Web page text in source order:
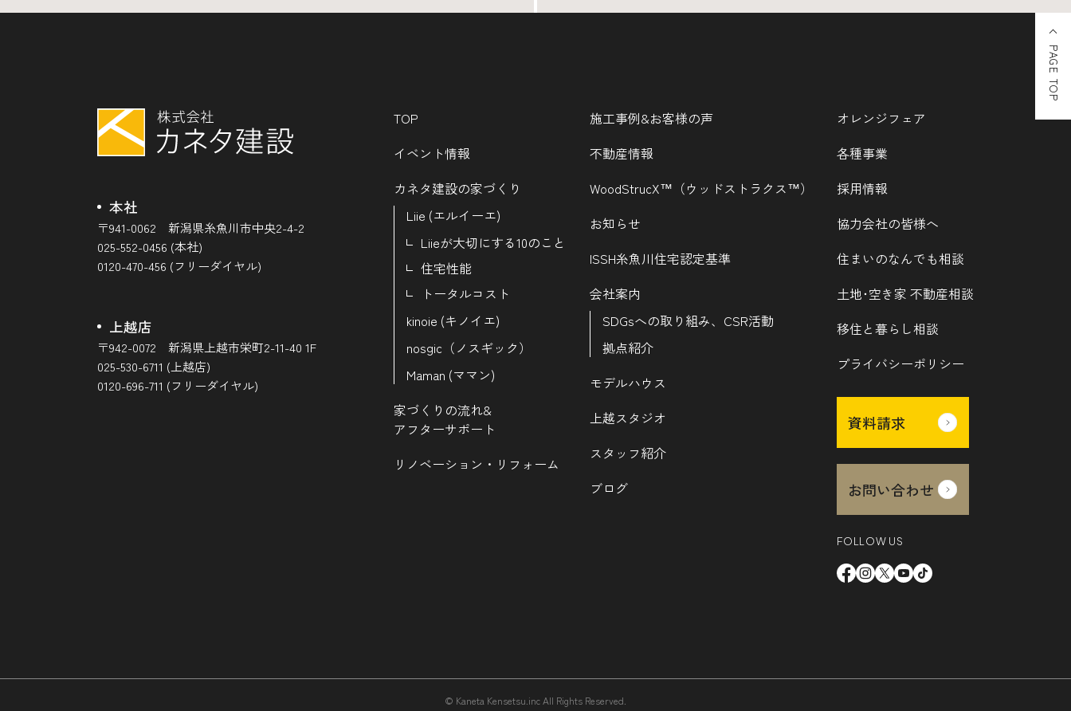
本社
〒941-0062 新潟県糸魚川市中央2-4-2
025-552-0456 (本社)
0120-470-456 (フリーダイヤル)
上越店
〒942-0072 新潟県上越市栄町2-11-40 1F
025-530-6711 (上越店)
0120-696-711 (フリーダイヤル)
TOP
イベント情報
カネタ建設の家づくり
Liie (エルイーエ)
Liieが大切にする10のこと
住宅性能
トータルコスト
kinoie (キノイエ)
nosgic（ノスギック）
Maman (ママン)
家づくりの流れ&
アフターサポート
リノベーション・リフォーム
施工事例&お客様の声
不動産情報
WoodStrucX™（ウッドストラクス™）
お知らせ
ISSH糸魚川住宅認定基準
会社案内
SDGsへの取り組み、CSR活動
拠点紹介
モデルハウス
上越スタジオ
スタッフ紹介
ブログ
オレンジフェア
各種事業
採用情報
協力会社の皆様へ
住まいのなんでも相談
土地･空き家 不動産相談
移住と暮らし相談
プライバシーポリシー
資料請求
お問い合わせ
FOLLOW US
© Kaneta Kensetsu.inc All Rights Reserved.
PAGE TOP